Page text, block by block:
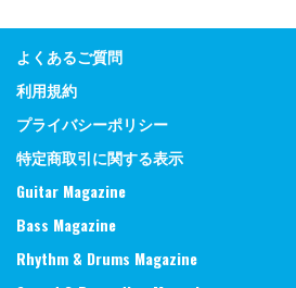
よくあるご質問
利用規約
プライバシーポリシー
特定商取引に関する表示
Guitar Magazine
Bass Magazine
Rhythm & Drums Magazine